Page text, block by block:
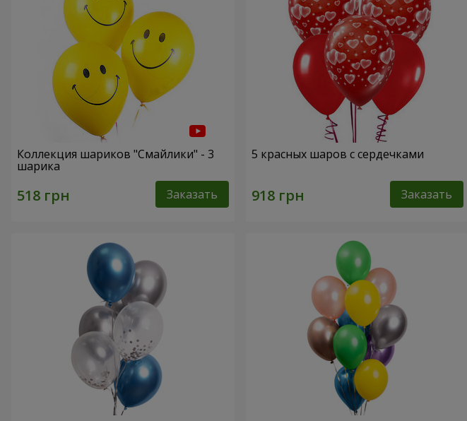
Коллекция шариков "Смайлики" - 3
шарика
Заказать
5 красных шаров с сердечками
Заказать